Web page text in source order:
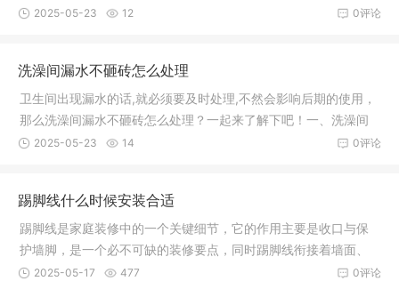
的冷媒沉
0评论
2025-05-23 12
洗澡间漏水不砸砖怎么处理
卫生间出现漏水的话,就必须要及时处理,不然会影响后期的使用，
那么洗澡间漏水不砸砖怎么处理？一起来了解下吧！一、洗澡间
漏水不
0评论
2025-05-23 14
踢脚线什么时候安装合适
踢脚线是家庭装修中的一个关键细节，它的作用主要是收口与保
护墙脚，是一个必不可缺的装修要点，同时踢脚线衔接着墙面、
地面与门
0评论
2025-05-17 477